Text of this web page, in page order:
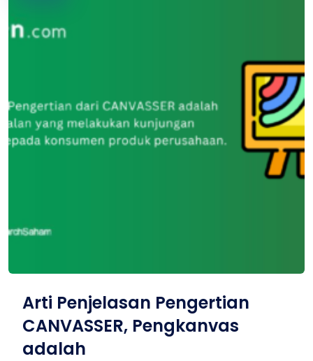
Arti Penjelasan Pengertian
CANVASSER, Pengkanvas
adalah